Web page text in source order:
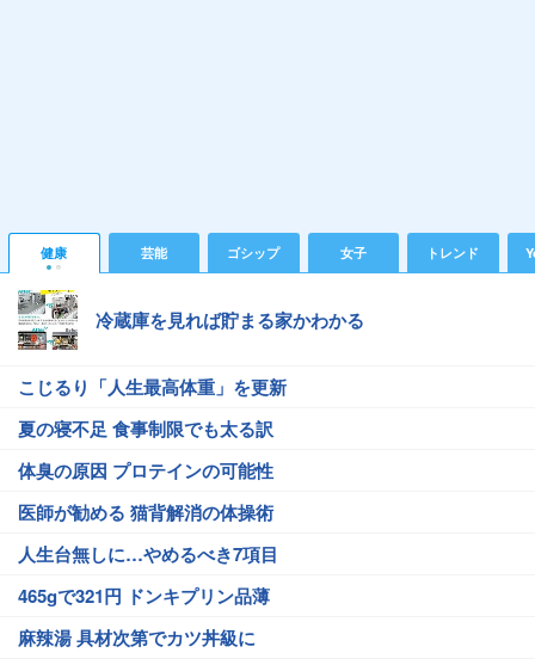
健康 芸能 ゴシップ 女子 トレンド
冷蔵庫を見れば貯まる家かわかる
こじるり「人生最高体重」を更新
夏の寝不足 食事制限でも太る訳
体臭の原因 プロテインの可能性
医師が勧める 猫背解消の体操術
人生台無しに…やめるべき7項目
465gで321円 ドンキプリン品薄
麻辣湯 具材次第でカツ丼級に